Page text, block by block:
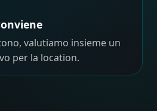
valutiamo insieme un
per la location.